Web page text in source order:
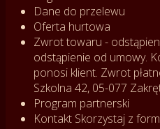
Dane do przelewu
Oferta hurtowa
Zwrot towaru -
odstąpienie od umowy.
ponosi klient. Zwrot
Szkolna 42, 05-077
Program partnerski
Kontakt Skorzystaj z